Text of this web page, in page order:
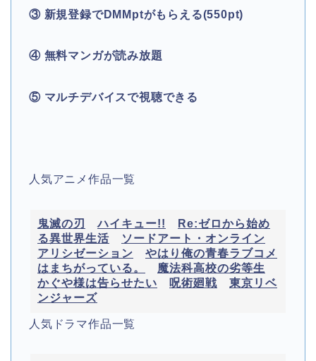
③ 新規登録でDMMptがもらえる(550pt)
④ 無料マンガが読み放題
⑤ マルチデバイスで視聴できる
人気アニメ作品一覧
鬼滅の刃 ハイキュー!!
Re:ゼロから始め
る異世界生活
ソードアート・オンライン
アリシゼーション
やはり俺の青春ラブコメ
はまちがっている。
魔法科高校の劣等生
かぐや様は告らせたい
呪術廻戦
東京リベ
ンジャーズ
人気ドラマ作品一覧